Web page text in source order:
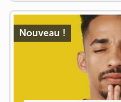
Nouveau !